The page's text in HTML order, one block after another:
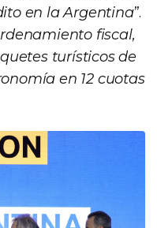
en la Argentina”.
fiscal,
turísticos de
en 12 cuotas